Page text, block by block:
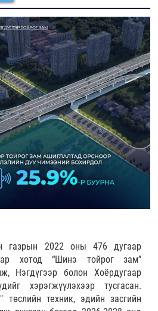
газрын 2022 оны 476 дугаар
хотод “Шинэ тойрог зам”
Нэгдүгээр болон Хоёрдугаар
хэрэгжүүлэхээр тусгасан.
төслийн техник, эдийн засгийн